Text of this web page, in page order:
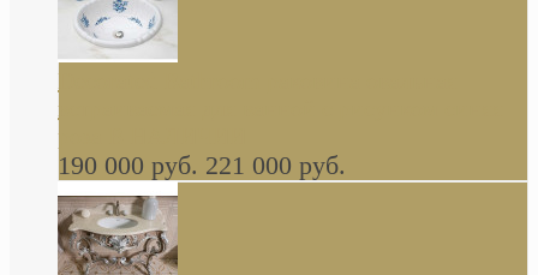
Decorated Bathroom раковина овальная
встраиваемая для ванной с рисунком синяя
роза В НАЛИЧИИ
190 000 руб. 221 000 руб.